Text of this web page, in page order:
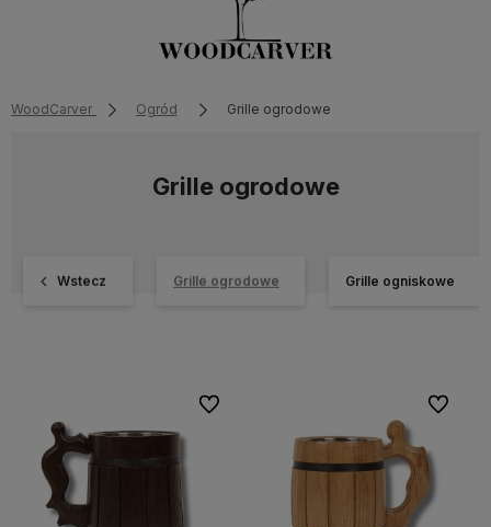
WoodCarver Ogród Grille ogrodowe
Grille ogrodowe
Wstecz Grille ogrodowe Grille ogniskowe
Do ulubionych Do